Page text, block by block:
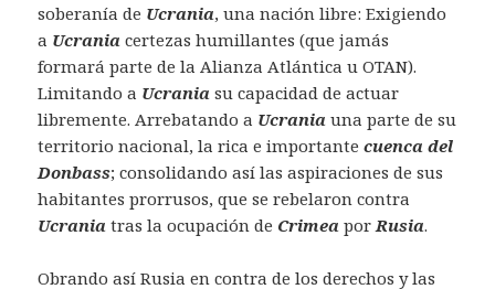
soberanía de Ucrania, una nación libre: Exigiendo
a Ucrania certezas humillantes (que jamás
formará parte de la Alianza Atlántica u OTAN).
Limitando a Ucrania su capacidad de actuar
libremente. Arrebatando a Ucrania una parte de su
territorio nacional, la rica e importantecuenca del
Donbass; consolidando así las aspiraciones de sus
habitantes prorrusos, que se rebelaron contra
Ucrania tras la ocupación de Crimea por Rusia.
Obrando así Rusia en contra de los derechos y las